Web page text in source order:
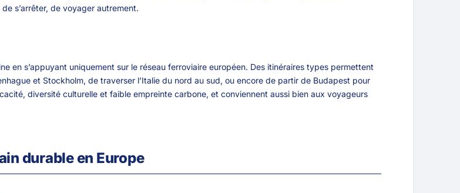
s’arrêter, de voyager autrement.
en s’appuyant uniquement sur le réseau ferroviaire européen. Des itinéraires types permettent
et Stockholm, de traverser l’Italie du nord au sud, ou encore de partir de Budapest pour
diversité culturelle et faible empreinte carbone, et conviennent aussi bien aux voyageurs
durable en Europe